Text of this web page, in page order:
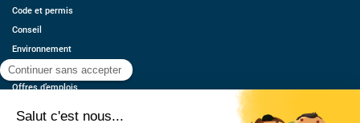
Code et permis
Conseil
Environnement
Économie
Offres d’emplois